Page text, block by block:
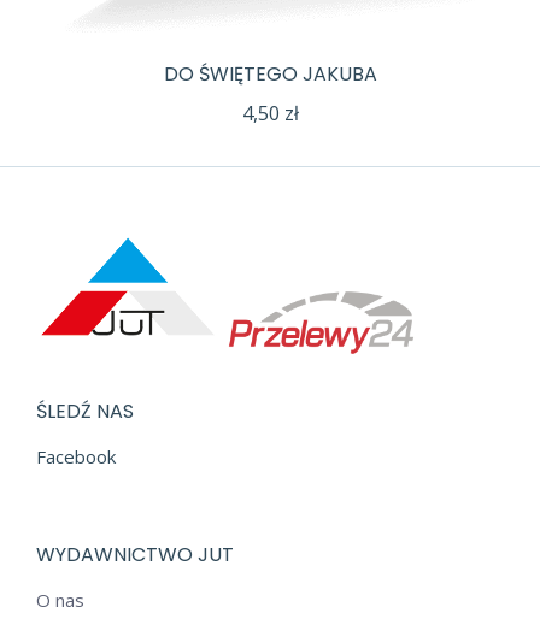
DO ŚWIĘTEGO JAKUBA
4,50 zł
ŚLEDŹ NAS
Facebook
WYDAWNICTWO JUT
O nas